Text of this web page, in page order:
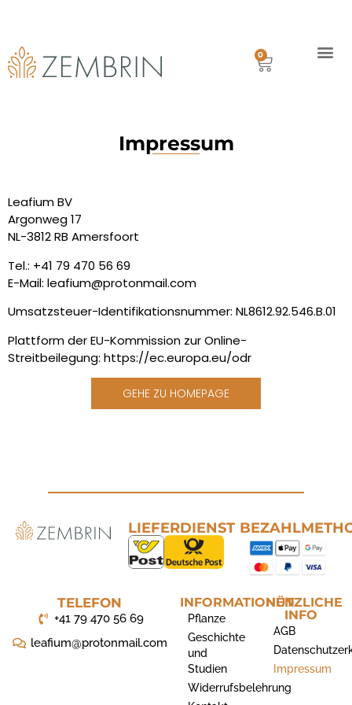
0
Impressum
Leafium BV
Argonweg 17
NL-3812 RB Amersfoort
Tel.: +41 79 470 56 69
E-Mail: leafium@protonmail.com
Umsatzsteuer-Identifikationsnummer: NL8612.92.546.B.01
Plattform der EU-Kommission zur Online-
Streitbeilegung: https://ec.europa.eu/odr
GEHE ZU HOMEPAGE
LIEFERDIENST
INFORMATIONEN
Pflanze
Geschichte
und
Studien
Widerrufsbelehrung
TELEFON
+41 79 470 56 69
leafium@protonmail.com
NÜTZLICHE
INFO
AGB
Impressum